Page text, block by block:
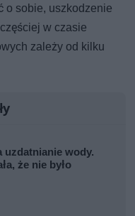
o sobie, uszkodzenie
w czasie
zależy od kilku
uzdatnianie wody.
że nie było